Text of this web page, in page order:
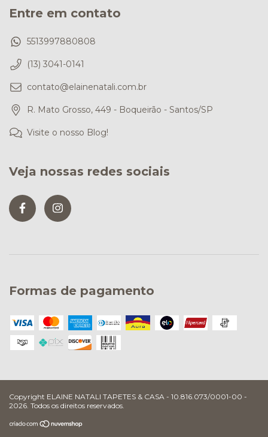
Entre em contato
5513997880808
(13) 3041-0141
contato@elainenatali.com.br
R. Mato Grosso, 449 - Boqueirão - Santos/SP
Visite o nosso Blog!
Veja nossas redes sociais
Formas de pagamento
Copyright ELAINE NATALI TAPETES & CASA - 10.816.073/0001-00 -
2026. Todos os direitos reservados.